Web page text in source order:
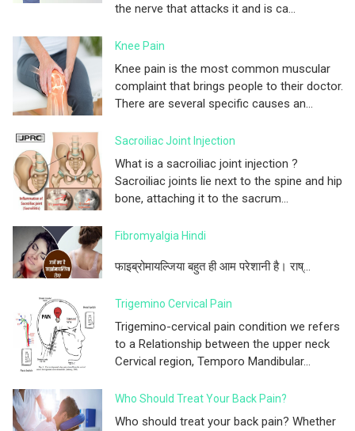
the nerve that attacks it and is ca...
Knee Pain
Knee pain is the most common muscular
complaint that brings people to their doctor.
There are several specific causes an...
Sacroiliac Joint Injection
What is a sacroiliac joint injection ?
Sacroiliac joints lie next to the spine and hip
bone, attaching it to the sacrum...
Fibromyalgia Hindi
फाइब्रोमायल्जिया बहुत ही आम परेशानी है। राष्...
Trigemino Cervical Pain
Trigemino-cervical pain condition we refers
to a Relationship between the upper neck
Cervical region, Temporo Mandibular...
Who Should Treat Your Back Pain?
Who should treat your back pain? Whether